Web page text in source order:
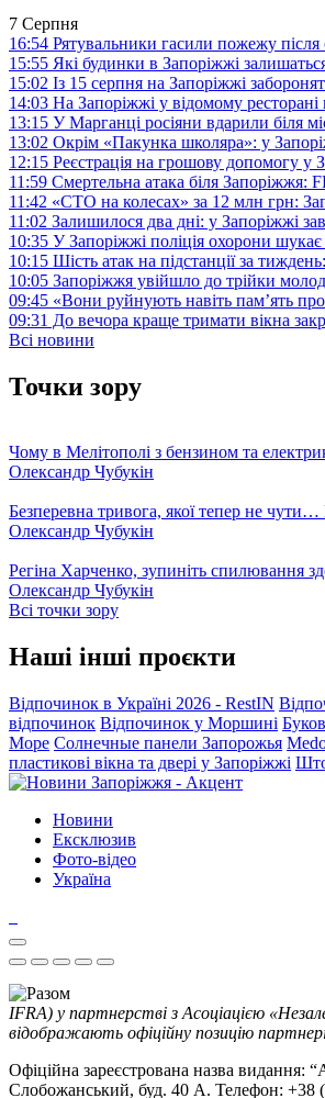
7 Серпня
16:54 Рятувальники гасили пожежу
15:55 Які будинки в Запоріжжі
15:02 Із 15 серпня на Запоріжжі
14:03 На Запоріжжі у відомому
13:15 У Марганці росіяни вдарили біля
13:02 Окрім «Пакунка школяра»: у
12:15 Реєстрація на грошову допомогу у
11:59 Смертельна атака біля
11:42 «СТО на колесах» за 12 млн грн:
11:02 Залишилося два дні: у Запоріжжі
10:35 У Запоріжжі поліція охорони
10:15 Шість атак на підстанції за
10:05 Запоріжжя увійшло до трійки
09:45 «Вони руйнують навіть пам’ять
09:31 До вечора краще тримати вікна
Всі новини
Точки зору
Чому в Мелітополі з бензином та
Олександр Чубукін
Безперевна тривога, якої тепер не
Олександр Чубукін
Регіна Харченко, зупиніть спилювання
Олександр Чубукін
Всі точки зору
Наші інші проєкти
Відпочинок в Україні 2026 - RestIN
відпочинок Відпочинок у Моршині
Море Солнечные панели Запорожья
пластикові вікна та двері у Запоріжжі
Новини
Ексклюзив
Фото-відео
Україна
IFRA) у партнерстві з Асоціацією
відображають офіційну позицію
Офіційна зареєстрована назва видання:
Слобожанський, буд. 40 А. Телефон: +38